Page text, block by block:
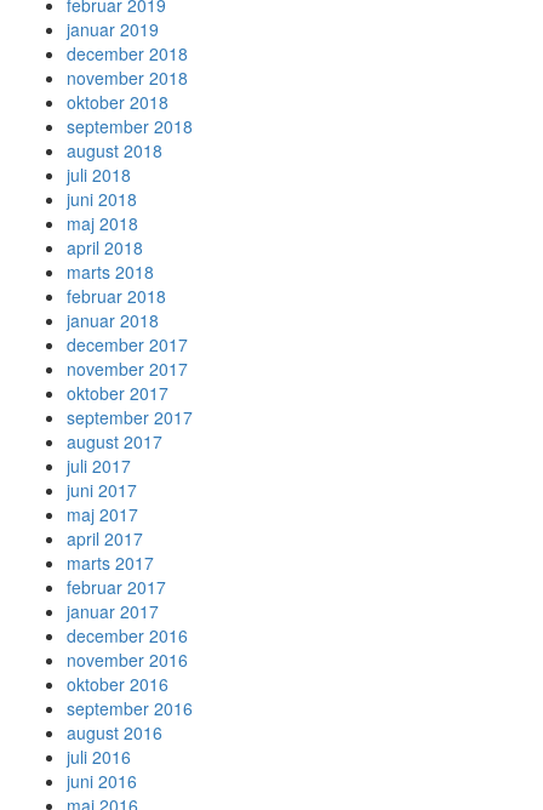
februar 2019
januar 2019
december 2018
november 2018
oktober 2018
september 2018
august 2018
juli 2018
juni 2018
maj 2018
april 2018
marts 2018
februar 2018
januar 2018
december 2017
november 2017
oktober 2017
september 2017
august 2017
juli 2017
juni 2017
maj 2017
april 2017
marts 2017
februar 2017
januar 2017
december 2016
november 2016
oktober 2016
september 2016
august 2016
juli 2016
juni 2016
maj 2016